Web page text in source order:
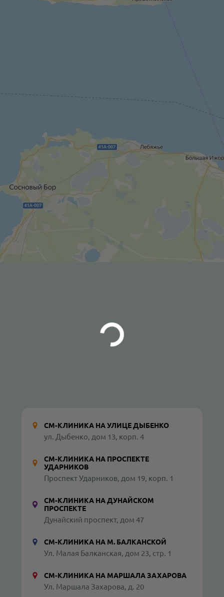
СМ-КЛИНИКА НА УЛИЦЕ ДЫБЕНКО
ул. Дыбенко, дом 13, корп. 4
СМ-КЛИНИКА НА ПРОСПЕКТЕ
УДАРНИКОВ
Проспект Ударников, дом 19, корп. 1
СМ-КЛИНИКА НА ДУНАЙСКОМ
ПРОСПЕКТЕ
Дунайский проспект, дом 47
СМ-КЛИНИКА НА М. БАЛКАНСКОЙ
Ул. Малая Балканская, дом 23, стр. 1
СМ-КЛИНИКА НА МАРШАЛА ЗАХАРОВА
Ул. Маршала Захарова, д. 20